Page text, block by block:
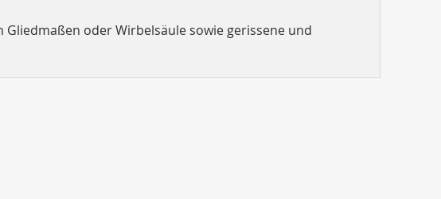
oder Wirbelsäule sowie gerissene und